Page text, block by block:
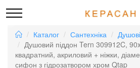
Каталог Сантехніка
Душовий піддон Tern 309912C,
квадратний, акриловий + ніжки,
сифон з гідрозатвором хром Qtap